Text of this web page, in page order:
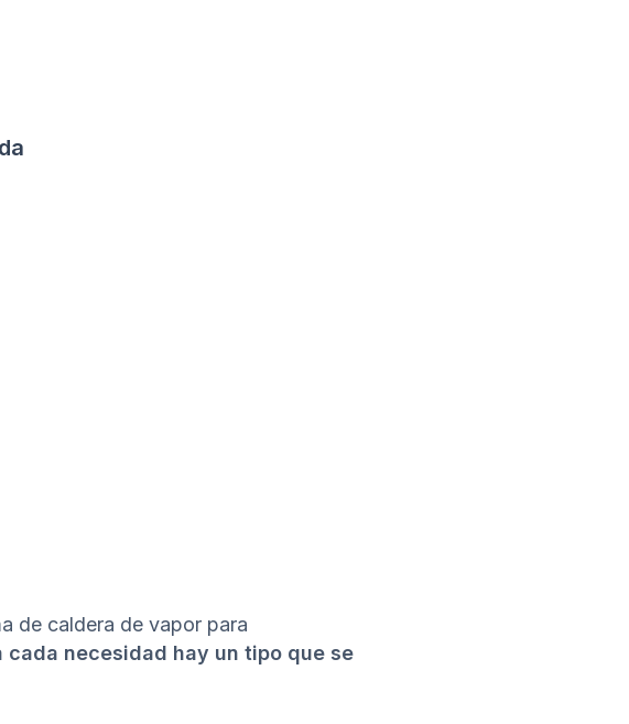
de caldera de vapor para
cada necesidad hay un tipo que se